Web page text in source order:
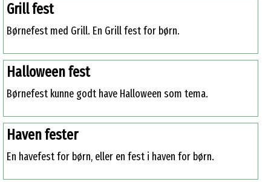
Grill fest
Børnefest med Grill. En Grill fest for børn.
Halloween fest
Børnefest kunne godt have Halloween som tema.
Haven fester
En havefest for børn, eller en fest i haven for børn.